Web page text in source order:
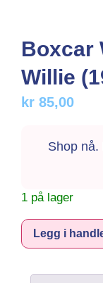
Boxcar
Willie
kr 85,00
Shop nå.
1 på lager
Legg i